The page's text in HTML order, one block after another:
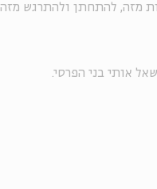
מזה, להתחתן ולהתרגש מזה.
אותי בני הפרסי.